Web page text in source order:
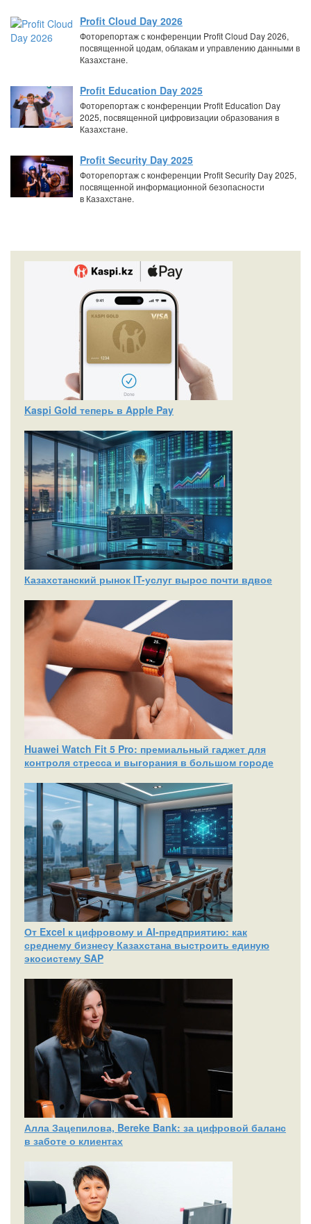
Profit Cloud Day 2026
Фоторепортаж с конференции Profit Cloud Day 2026,
посвященной цодам, облакам и управлению данными в
Казахстане.
Profit Education Day 2025
Фоторепортаж с конференции Profit Education Day
2025, посвященной цифровизации образования в
Казахстане.
Profit Security Day 2025
Фоторепортаж с конференции Profit Security Day 2025,
посвященной информационной безопасности
в Казахстане.
Kaspi Gold теперь в Apple Pay
Казахстанский рынок IT-услуг вырос почти вдвое
Huawei Watch Fit 5 Pro: премиальный гаджет для
контроля стресса и выгорания в большом городе
От Excel к цифровому и AI‑предприятию: как
среднему бизнесу Казахстана выстроить единую
экосистему SAP
Алла Зацепилова, Bereke Bank: за цифровой баланс
в заботе о клиентах